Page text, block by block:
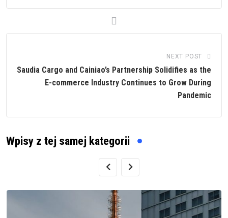
NEXT POST
Saudia Cargo and Cainiao’s Partnership Solidifies as the
E-commerce Industry Continues to Grow During
Pandemic
Wpisy z tej samej kategorii